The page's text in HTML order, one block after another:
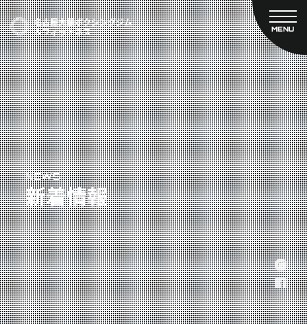
MENU
CLOSE
TOP
新着情報
ご予約
プライベートコース予約
レンタルスタジオ予約
名古屋大橋ボクシングジムについて
大橋弘政プロフィール
スタッフ紹介
料金案内
設備紹介
アクセス
営業時間
トレーナー募集
スポンサー募集
大会チケット購入
キャンペーン
実戦コース
NEWS
新着情報